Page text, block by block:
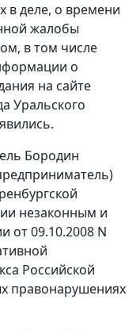
в деле, о времени
жалобы
в том числе
о
на сайте
Уральского
Бородин
незаконным и
от 09.10.2008 N
Российской
правонарушениях